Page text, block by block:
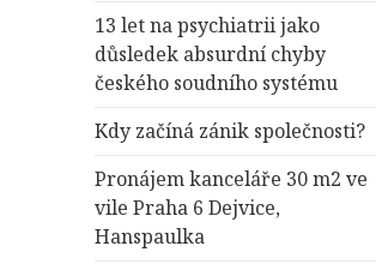
13 let na psychiatrii jako
důsledek absurdní chyby
českého soudního systému
Kdy začíná zánik společnosti?
Pronájem kanceláře 30 m2 ve
vile Praha 6 Dejvice,
Hanspaulka